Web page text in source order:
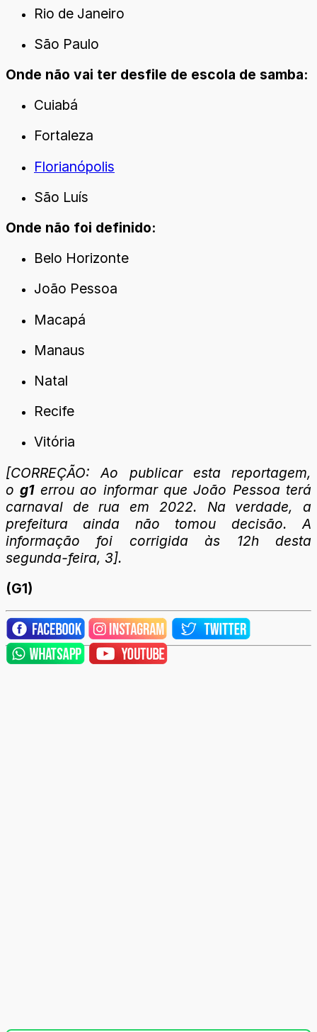
Rio de Janeiro
São Paulo
Onde não vai ter desfile de escola de samba:
Cuiabá
Fortaleza
Florianópolis
São Luís
Onde não foi definido:
Belo Horizonte
João Pessoa
Macapá
Manaus
Natal
Recife
Vitória
[CORREÇÃO: Ao publicar esta reportagem,
og1errou ao informar que João Pessoa terá
carnaval de rua em 2022. Na verdade, a
prefeitura ainda não tomou decisão. A
informação foi corrigida às 12h desta
segunda-feira, 3].
(G1)